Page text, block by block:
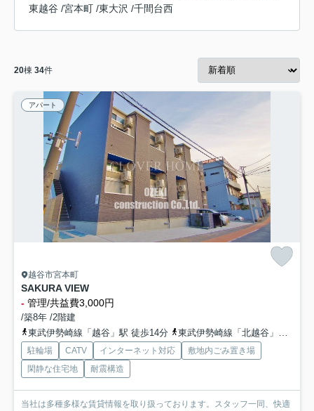
東越谷 /宮本町 /東大沢 /千間台西
20棟 34件
アパート
越谷市宮本町
SAKURA VIEW
- 管理/共益費3,000円
/築8年 /2階建
東武伊勢崎線「越谷」駅 徒歩14分
東武伊勢崎線「北越谷」駅 徒歩15分
駐輪場 CATV インターネット対応
敷地内ごみ置き場
閑静な住宅地
耐震構造
当社は多種多様な賃貸情報を取り扱っております。スタッフ一同、快適